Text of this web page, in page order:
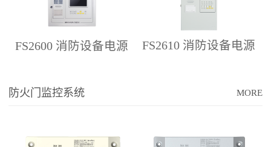
FS2600 消防设备电源 FS2610 消防设备电源
防火门监控系统 MORE